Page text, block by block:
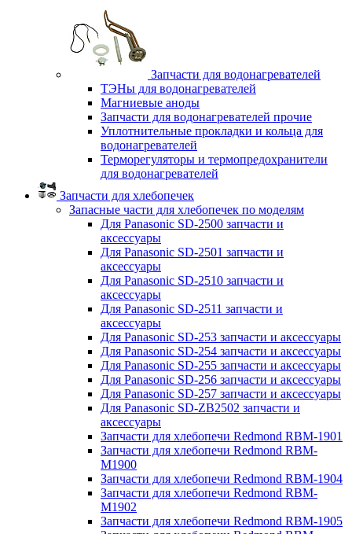
Запчасти для водонагревателей
ТЭНы для водонагревателей
Магниевые аноды
Запчасти для водонагревателей прочие
Уплотнительные прокладки и кольца для
водонагревателей
Терморегуляторы и термопредохранители
для водонагревателей
Запчасти для хлебопечек
Запасные части для хлебопечек по моделям
Для Panasonic SD-2500 запчасти и
аксессуары
Для Panasonic SD-2501 запчасти и
аксессуары
Для Panasonic SD-2510 запчасти и
аксессуары
Для Panasonic SD-2511 запчасти и
аксессуары
Для Panasonic SD-253 запчасти и аксессуары
Для Panasonic SD-254 запчасти и аксессуары
Для Panasonic SD-255 запчасти и аксессуары
Для Panasonic SD-256 запчасти и аксессуары
Для Panasonic SD-257 запчасти и аксессуары
Для Panasonic SD-ZB2502 запчасти и
аксессуары
Запчасти для хлебопечи Redmond RBM-1901
Запчасти для хлебопечи Redmond RBM-
M1900
Запчасти для хлебопечи Redmond RBM-1904
Запчасти для хлебопечи Redmond RBM-
M1902
Запчасти для хлебопечи Redmond RBM-1905